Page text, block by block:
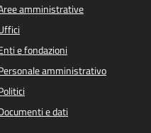
amministrative
e fondazioni
amministrativo
e dati